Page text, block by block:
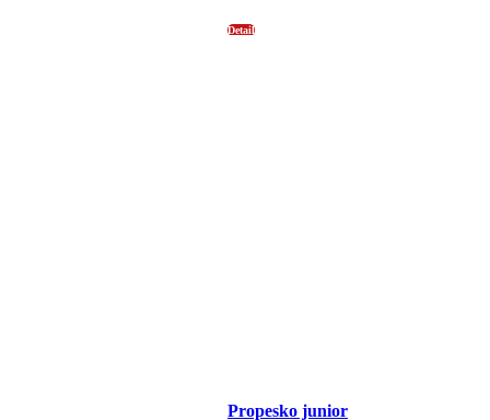
Detail
Propesko junior